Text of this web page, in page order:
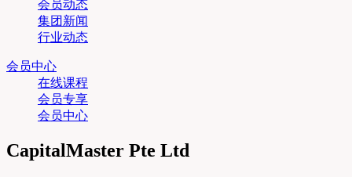
会员动态
集团新闻
行业动态
会员中心
在线课程
会员专享
会员中心
CapitalMaster Pte Ltd